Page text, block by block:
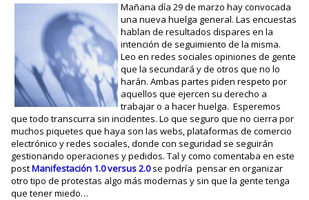
Mañana día 29 de marzo hay convocada
una nueva huelga general. Las encuestas
hablan de resultados dispares en la
intención de seguimiento de la misma.
Leo en redes sociales opiniones de gente
que la secundará y de otros que no lo
harán. Ambas partes piden respeto por
aquellos que ejercen su derecho a
trabajar o a hacer huelga. Esperemos
que todo transcurra sin incidentes. Lo que seguro que no cierra por
muchos piquetes que haya son las webs, plataformas de comercio
electrónico y redes sociales, donde con seguridad se seguirán
gestionando operaciones y pedidos. Tal y como comentaba en este
postManifestación 1.0 versus 2.0se podría pensar en organizar
otro tipo de protestas algo más modernas y sin que la gente tenga
que tener miedo…